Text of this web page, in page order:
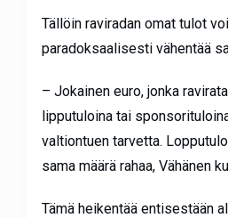
Tällöin raviradan omat tulot
paradoksaalisesti vähentää
– Jokainen euro, jonka
lipputuloina tai
valtiontuen tarvetta.
sama määrä rahaa, Vähänen
Tämä heikentää entisestään